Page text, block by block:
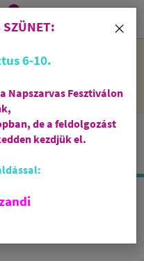
6-10 - rendelni lehet
őket.
0
×
SZÜNET:
6-10.
Napszarvas Fesztiválon
de a feldolgozást
kezdjük el.